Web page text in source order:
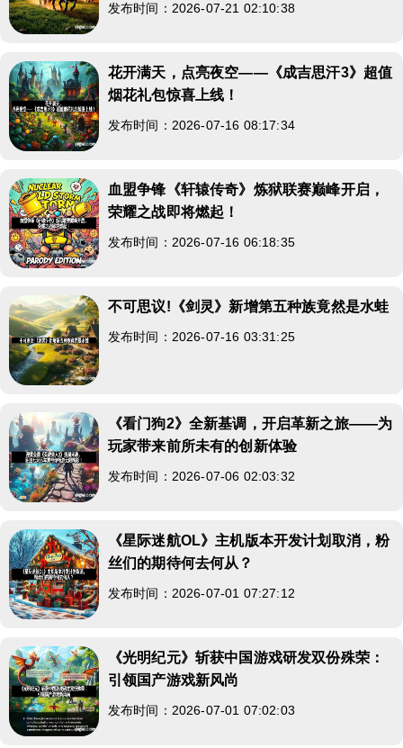
发布时间：2026-07-21 02:10:38
花开满天，点亮夜空——《成吉思汗3》超值
烟花礼包惊喜上线！
发布时间：2026-07-16 08:17:34
血盟争锋《轩辕传奇》炼狱联赛巅峰开启，
荣耀之战即将燃起！
发布时间：2026-07-16 06:18:35
不可思议!《剑灵》新增第五种族竟然是水蛙
发布时间：2026-07-16 03:31:25
《看门狗2》全新基调，开启革新之旅——为
玩家带来前所未有的创新体验
发布时间：2026-07-06 02:03:32
《星际迷航OL》主机版本开发计划取消，粉
丝们的期待何去何从？
发布时间：2026-07-01 07:27:12
《光明纪元》斩获中国游戏研发双份殊荣：
引领国产游戏新风尚
发布时间：2026-07-01 07:02:03